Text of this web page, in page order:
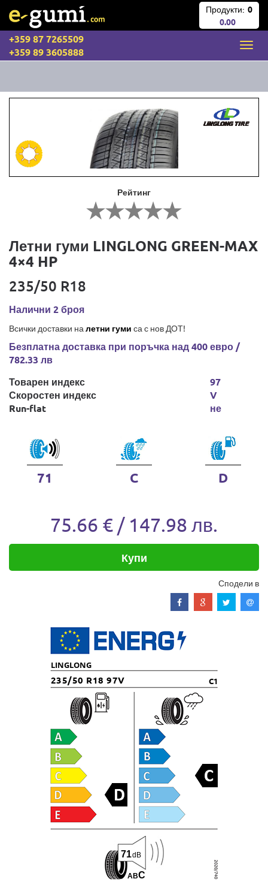
Продукти: 0
0.00
+359 87 7265509
+359 89 3605888
Рейтинг
Летни гуми LINGLONG GREEN-MAX
4×4 HP
235/50 R18
Налични 2 броя
Всички доставки на летни гуми са с нов ДОТ!
Безплатна доставка при поръчка над 400 евро /
782.33 лв
Товарен индекс
Скоростен индекс
Run-flat
97
V
не
71 C D
75.66 € / 147.98 лв.
Купи
Сподели в
LINGLONG
235/50 R18 97V C1
ABC
71dB